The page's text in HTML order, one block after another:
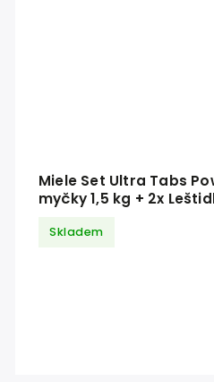
Miele Set Ultra Tabs
myčky 1,5 kg + 2x
Skladem